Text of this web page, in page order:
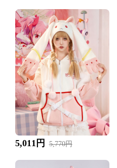
5,011円 5,770円